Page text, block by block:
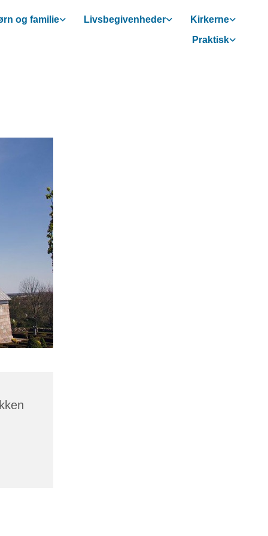
og familie Livsbegivenheder
Kirkerne
Praktisk